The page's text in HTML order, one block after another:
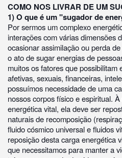
COMO NOS LIVRAR DE UM
1) O que é um "sugador de
Por sermos um complexo
interações com várias dimensões
ocasionar assimilação ou perda
o ato de sugar energias de
muitos os fatores que possibilitam
afetivas, sexuais, financeiras,
possuímos necessidade de uma
nossos corpos físico e espiritual.
energética vital, ela deve ser
naturais de recomposição
fluido cósmico universal e fluidos
reposição desta carga energética
que necessitamos para manter a